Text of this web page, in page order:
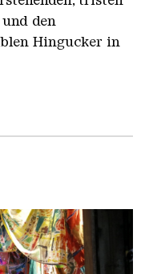
den
Hingucker in